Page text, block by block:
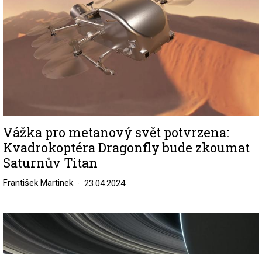
Vážka pro metanový svět potvrzena:
Kvadrokoptéra Dragonfly bude zkoumat
Saturnův Titan
František Martinek 23.04.2024
Image